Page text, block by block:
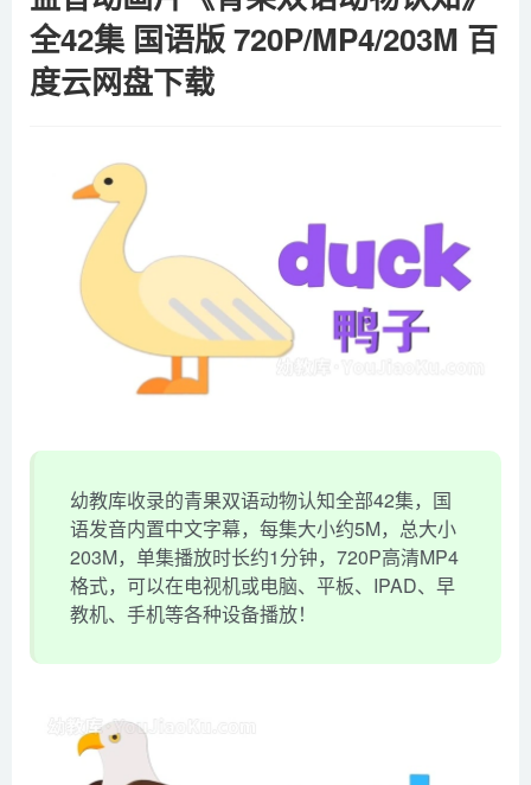
全42集 国语版 720P/MP4/203M 百
度云网盘下载
幼教库收录的青果双语动物认知全部42集，国
语发音内置中文字幕，每集大小约5M，总大小
203M，单集播放时长约1分钟，720P高清MP4
格式，可以在电视机或电脑、平板、IPAD、早
教机、手机等各种设备播放！